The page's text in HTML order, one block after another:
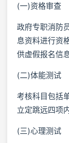
(一)资格审查
政府专职消防
息资料进行资
供虚假报名信
(二)体能测试
考核科目包括
立定跳远四项
(三)心理测试